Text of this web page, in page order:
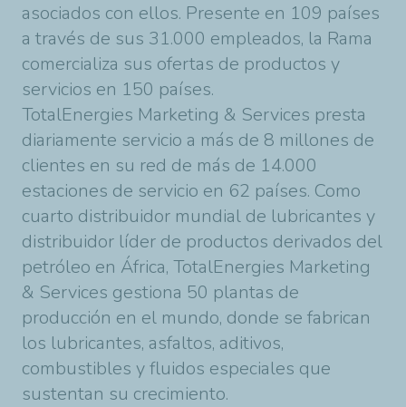
asociados con ellos. Presente en 109 países
a través de sus 31.000 empleados, la Rama
comercializa sus ofertas de productos y
servicios en 150 países.
TotalEnergies Marketing & Services presta
diariamente servicio a más de 8 millones de
clientes en su red de más de 14.000
estaciones de servicio en 62 países. Como
cuarto distribuidor mundial de lubricantes y
distribuidor líder de productos derivados del
petróleo en África, TotalEnergies Marketing
& Services gestiona 50 plantas de
producción en el mundo, donde se fabrican
los lubricantes, asfaltos, aditivos,
combustibles y fluidos especiales que
sustentan su crecimiento.